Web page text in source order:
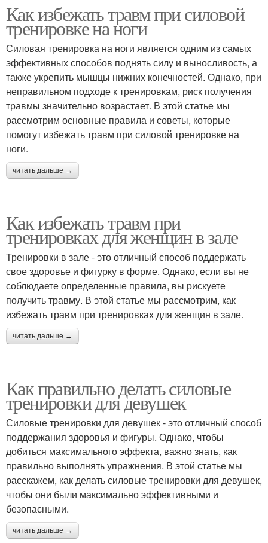
Как избежать травм при силовой
тренировке на ноги
Силовая тренировка на ноги является одним из самых
эффективных способов поднять силу и выносливость, а
также укрепить мышцы нижних конечностей. Однако, при
неправильном подходе к тренировкам, риск получения
травмы значительно возрастает. В этой статье мы
рассмотрим основные правила и советы, которые
помогут избежать травм при силовой тренировке на
ноги.
читать дальше →
Как избежать травм при
тренировках для женщин в зале
Тренировки в зале - это отличный способ поддержать
свое здоровье и фигурку в форме. Однако, если вы не
соблюдаете определенные правила, вы рискуете
получить травму. В этой статье мы рассмотрим, как
избежать травм при тренировках для женщин в зале.
читать дальше →
Как правильно делать силовые
тренировки для девушек
Силовые тренировки для девушек - это отличный способ
поддержания здоровья и фигуры. Однако, чтобы
добиться максимального эффекта, важно знать, как
правильно выполнять упражнения. В этой статье мы
расскажем, как делать силовые тренировки для девушек,
чтобы они были максимально эффективными и
безопасными.
читать дальше →